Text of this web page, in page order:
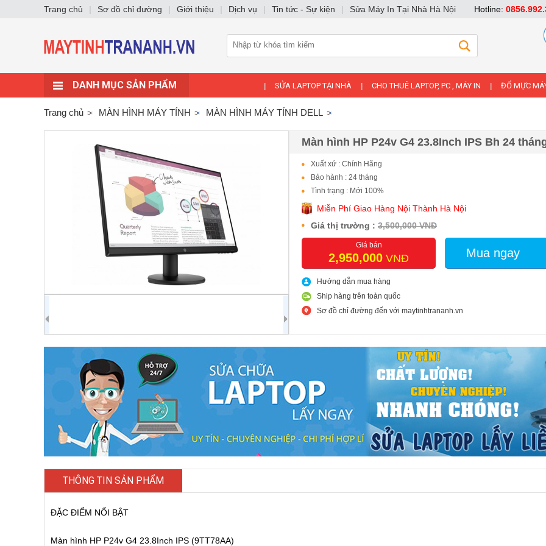
DANH MỤC SẢN PHẨM SỬA LAPTOP TẠI NHÀ CHO THUÊ LAPTOP, PC , MÁY IN ĐỔ MỰC
Trang chủ MÀN HÌNH MÁY TÍNH MÀN HÌNH MÁY TÍNH DELL
Màn hình HP P24v G4 23.8Inch IPS Bh 24
Xuất xứ : Chính Hãng
Bảo hành : 24 tháng
Tình trạng : Mới 100%
Miễn Phí Giao Hàng Nội Thành Hà Nội
Giá thị trường : 3,500,000 VNĐ
Giá bán
2,950,000 VNĐ Mua ngay
Hướng dẫn mua hàng
Ship hàng trên toàn quốc
Sơ đồ chỉ đường đến với maytinhtrananh.vn
THÔNG TIN SẢN PHẨM
ĐẶC ĐIỂM NỔI BẬT
Màn hình HP P24v G4 23.8Inch IPS (9TT78AA)
Trang chủ | Sơ đồ chỉ đường | Giới thiệu | Dịch vụ | Tin tức - Sự kiện | Sửa Máy In Tại Nhà Hà Nội Hotline: